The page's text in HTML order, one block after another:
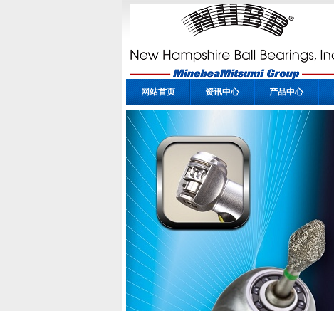
网站首页 资讯中心 产品中心